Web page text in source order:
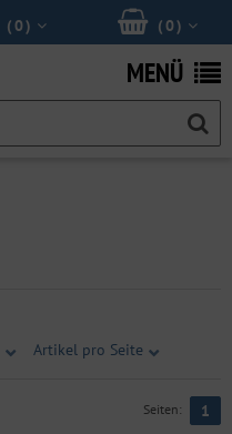
(0 )
(0 )
MENÜ
Artikel pro Seite
Seiten: 1